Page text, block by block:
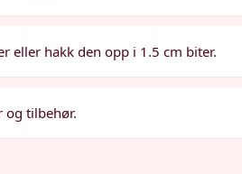
eller hakk den opp i 1.5 cm biter.
og tilbehør.